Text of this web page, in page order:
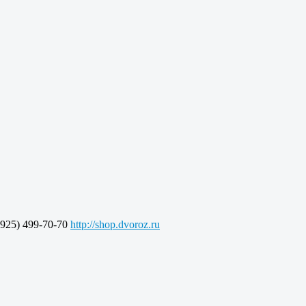
499-70-70 http://shop.dvoroz.ru